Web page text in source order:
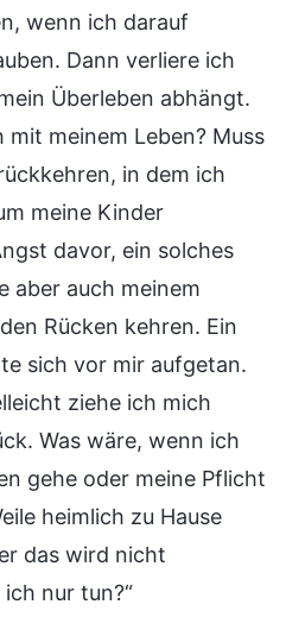
wenn ich darauf
Dann verliere ich
Überleben abhängt.
mit meinem Leben? Muss
in dem ich
meine Kinder
davor, ein solches
aber auch meinem
Rücken kehren. Ein
sich vor mir aufgetan.
ziehe ich mich
Was wäre, wenn ich
gehe oder meine Pflicht
heimlich zu Hause
das wird nicht
nur tun?“